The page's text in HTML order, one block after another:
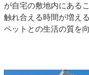
が自宅の敷地内にある
触れ合える時間が増え
ペットとの生活の質を